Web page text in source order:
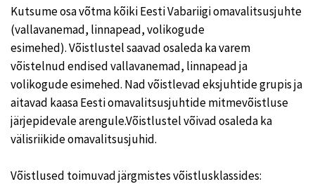
Kutsume osa võtma kõiki Eesti Vabariigi omavalitsusjuhte
(vallavanemad, linnapead, volikogude
esimehed). Võistlustel saavad osaleda ka varem
võistelnud endised vallavanemad, linnapead ja
volikogude esimehed. Nad võistlevad eksjuhtide grupis ja
aitavad kaasa Eesti omavalitsusjuhtide mitmevõistluse
järjepidevale arengule.Võistlustel võivad osaleda ka
välisriikide omavalitsusjuhid.
Võistlused toimuvad järgmistes võistlusklassides: